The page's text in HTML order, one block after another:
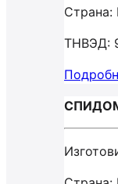
Страна:
ТНВЭД: